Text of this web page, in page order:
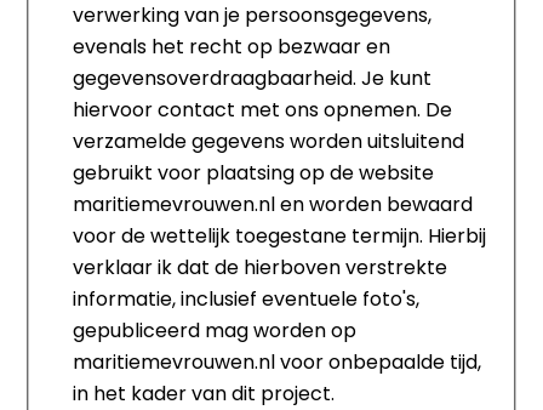
verwerking van je persoonsgegevens,
evenals het recht op bezwaar en
gegevensoverdraagbaarheid. Je kunt
hiervoor contact met ons opnemen. De
verzamelde gegevens worden uitsluitend
gebruikt voor plaatsing op de website
maritiemevrouwen.nl en worden bewaard
voor de wettelijk toegestane termijn. Hierbij
verklaar ik dat de hierboven verstrekte
informatie, inclusief eventuele foto's,
gepubliceerd mag worden op
maritiemevrouwen.nl voor onbepaalde tijd,
in het kader van dit project.